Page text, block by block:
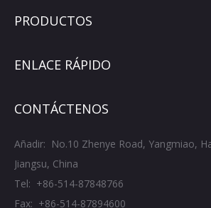
PRODUCTOS
ENLACE RÁPIDO
CONTÁCTENOS
Añadir: No.10 Zhenye Road, Yangmiao,
Jiangsu, China
Tel: +86-514-87848766
Fax: +86-514-87894600